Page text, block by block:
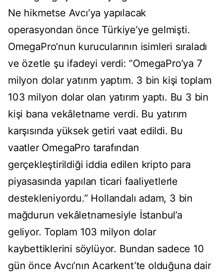
Ne hikmetse Avcı’ya yapılacak
operasyondan önce Türkiye’ye gelmişti.
OmegaPro’nun kurucularının isimleri sıraladı
ve özetle şu ifadeyi verdi: “OmegaPro’ya 7
milyon dolar yatırım yaptım. 3 bin kişi toplam
103 milyon dolar olan yatırım yaptı. Bu 3 bin
kişi bana vekâletname verdi. Bu yatırım
karşısında yüksek getiri vaat edildi. Bu
vaatler OmegaPro tarafından
gerçekleştirildiği iddia edilen kripto para
piyasasında yapılan ticari faaliyetlerle
destekleniyordu.” Hollandalı adam, 3 bin
mağdurun vekâletnamesiyle İstanbul’a
geliyor. Toplam 103 milyon dolar
kaybettiklerini söylüyor. Bundan sadece 10
gün önce Avcı’nın Acarkent’te olduğuna dair